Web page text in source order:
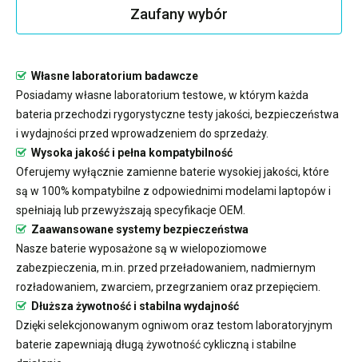
Zaufany wybór
Własne laboratorium badawcze
Posiadamy własne laboratorium testowe, w którym każda
bateria przechodzi rygorystyczne testy jakości, bezpieczeństwa
i wydajności przed wprowadzeniem do sprzedaży.
Wysoka jakość i pełna kompatybilność
Oferujemy wyłącznie zamienne baterie wysokiej jakości, które
są w 100% kompatybilne z odpowiednimi modelami laptopów i
spełniają lub przewyższają specyfikacje OEM.
Zaawansowane systemy bezpieczeństwa
Nasze baterie wyposażone są w wielopoziomowe
zabezpieczenia, m.in. przed przeładowaniem, nadmiernym
rozładowaniem, zwarciem, przegrzaniem oraz przepięciem.
Dłuższa żywotność i stabilna wydajność
Dzięki selekcjonowanym ogniwom oraz testom laboratoryjnym
baterie zapewniają długą żywotność cykliczną i stabilne